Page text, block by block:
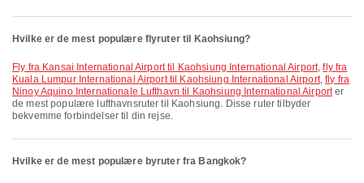
Hvilke er de mest populære flyruter til Kaohsiung?
fly fra Kansai International Airport til Kaohsiung International Airport,fly fra
Kuala Lumpur International Airport til Kaohsiung International Airport,fly fra
Ninoy Aquino Internationale Lufthavn til Kaohsiung International Airporter
de mest populære lufthavnsruter til Kaohsiung. Disse ruter tilbyder
bekvemme forbindelser til din rejse.
Hvilke er de mest populære byruter fra Bangkok?